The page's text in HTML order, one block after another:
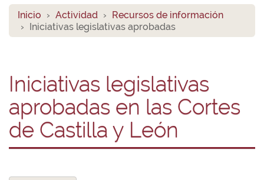
Inicio Actividad
Recursos de información
Iniciativas legislativas aprobadas
Iniciativas legislativas
aprobadas en las Cortes
de Castilla y León